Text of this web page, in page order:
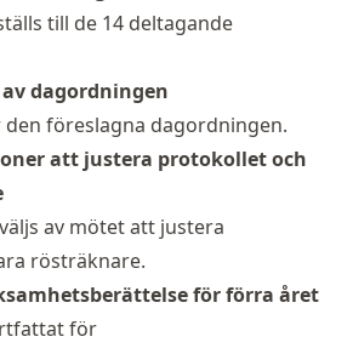
till de 14 deltagande
dagordningen
föreslagna dagordningen.
att justera protokollet och
av mötet att justera
rösträknare.
för förra året
för